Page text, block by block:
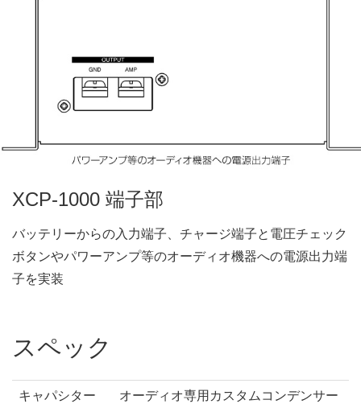
XCP-1000 端子部
バッテリーからの入力端子、チャージ端子と電圧チェック
ボタンやパワーアンプ等のオーディオ機器への電源出力端
子を実装
スペック
キャパシター オーディオ専用カスタムコンデンサー